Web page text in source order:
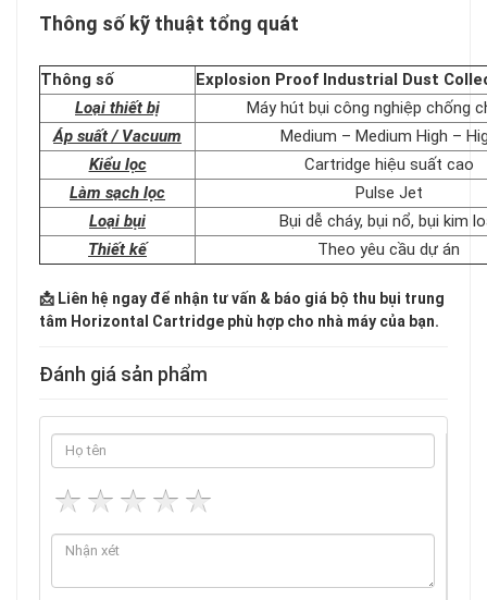
Thông số kỹ thuật tổng quát
Thông số
Explosion Proof Industrial Dust
Loại thiết bị
Máy hút bụi công nghiệp chống
Áp suất / Vacuum
Medium – Medium High –
Kiểu lọc
Cartridge hiệu suất cao
Làm sạch lọc
Pulse Jet
Loại bụi
Bụi dễ cháy, bụi nổ, bụi kim
Thiết kế
Theo yêu cầu dự án
📩 Liên hệ ngay để nhận tư vấn & báo giá bộ thu bụi trung
tâm Horizontal Cartridge phù hợp cho nhà máy của bạn.
Đánh giá sản phẩm